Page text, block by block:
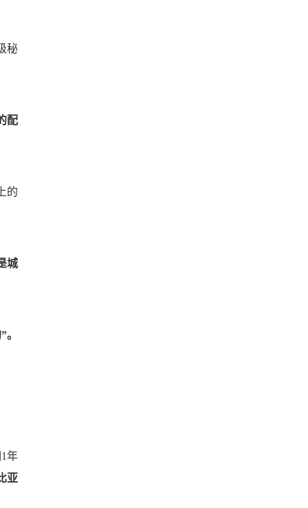
秘
配
的
城
年
亚